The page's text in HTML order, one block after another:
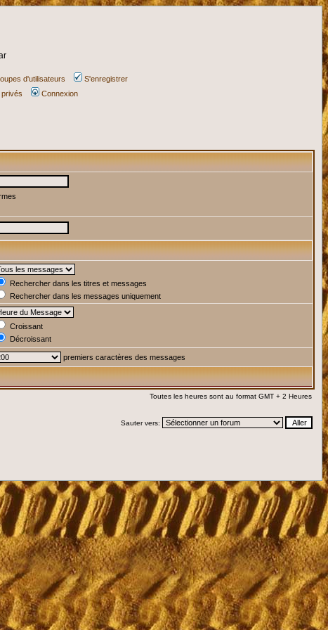
d'utilisateurs
S'enregistrer
Connexion
Rechercher dans les titres et messages
Rechercher dans les messages uniquement
Croissant
Décroissant
premiers caractères des messages
Toutes les heures sont au format GMT + 2 Heures
Sauter vers: